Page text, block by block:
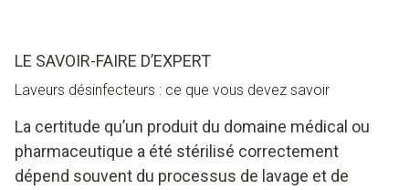
LE SAVOIR-FAIRE D’EXPERT
Laveurs désinfecteurs : ce que vous devez savoir
La certitude qu’un produit du domaine médical ou
pharmaceutique a été stérilisé correctement
dépend souvent du processus de lavage et de